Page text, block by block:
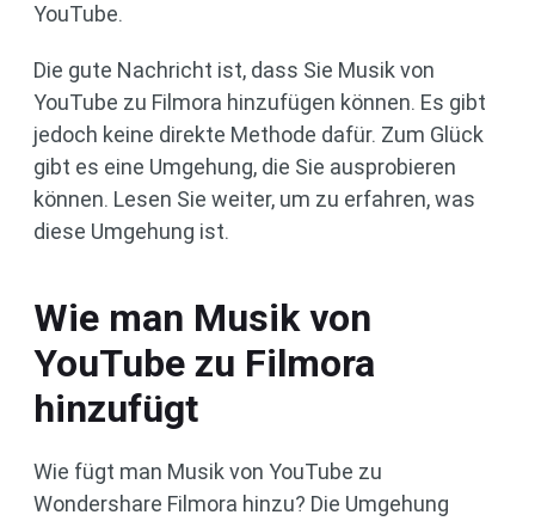
YouTube.
Die gute Nachricht ist, dass Sie Musik von
YouTube zu Filmora hinzufügen können. Es gibt
jedoch keine direkte Methode dafür. Zum Glück
gibt es eine Umgehung, die Sie ausprobieren
können. Lesen Sie weiter, um zu erfahren, was
diese Umgehung ist.
Wie man Musik von
YouTube zu Filmora
hinzufügt
Wie fügt man Musik von YouTube zu
Wondershare Filmora hinzu? Die Umgehung